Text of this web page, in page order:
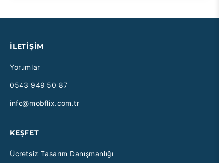
İLETİŞİM
Yorumlar
0543 949 50 87
info@mobflix.com.tr
KEŞFET
Ücretsiz Tasarım Danışmanlığı